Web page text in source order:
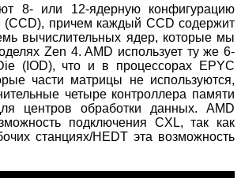
8- или 12-ядерную конфигурацию
(CCD), причем каждый CCD содержит
вычислительных ядер, которые мы
Zen 4. AMD использует ту же 6-
(IOD), что и в процессорах EPYC
части матрицы не используются,
четыре контроллера памяти
центров обработки данных. AMD
подключения CXL, так как
станциях/HEDT эта возможность